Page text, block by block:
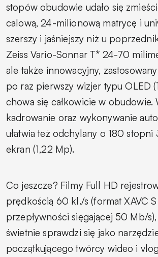
stopów obudowie udało się
calową, 24-milionową matrycę i
szerszy i jaśniejszy niż u
Zeiss Vario-Sonnar T* 24-70
ale także innowacyjny,
po raz pierwszy wizjer typu OLED
chowa się całkowicie w obudowie.
kadrowanie oraz wykonywanie
ułatwia też odchylany o 180
ekran (1,22 Mp).
Co jeszcze? Filmy Full HD
prędkością 60 kl./s (format XAVC
przepływności sięgającej 50 Mb/
świetnie sprawdzi się jako
początkującego twórcy wideo i